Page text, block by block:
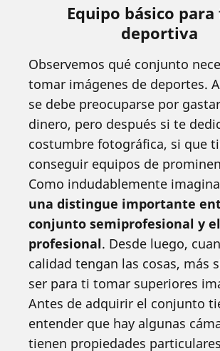
Equipo básico
deportiva
Observemos qué conjunto
tomar imágenes de deportes.
se debe preocuparse por
dinero, pero después si te
costumbre fotográfica, si que
conseguir equipos de
Como indudablemente
una distingue importante
conjunto semiprofesional y el
profesional. Desde luego,
calidad tengan las cosas, más
ser para ti tomar superiores
Antes de adquirir el conjunto
entender que hay algunas
tienen propiedades